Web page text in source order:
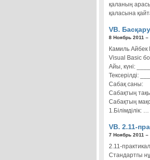
қаланың
қаласына
VB.
8 Ноябрь 2011 –
Камиль
Visual Basic
Айы, күні:
Тексерілді:
Сабақ саны:
Cабақтың
Сабақтың
1.Білімділік: …
VB. 2.11-
7 Ноябрь 2011 –
2.11-
Стандартгы